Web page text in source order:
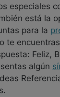
especiales
está la
para la
te
Feliz,
algún